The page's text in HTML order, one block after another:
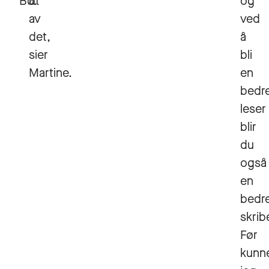
av
det,
sier
Martine.
ved
å
bli
en
leser
blir
du
også
en
Før